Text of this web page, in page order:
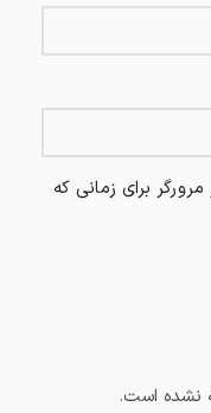
نشده است.
برای زمانی که